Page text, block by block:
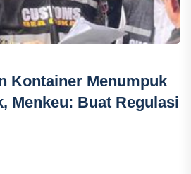
Kontainer Menumpuk
Menkeu: Buat Regulasi